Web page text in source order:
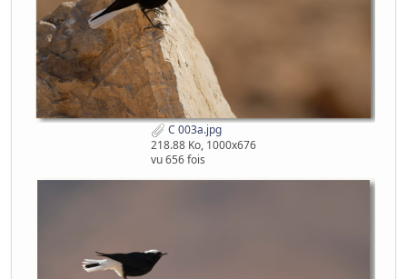
C 003a.jpg
218.88 Ko, 1000x676
vu 656 fois